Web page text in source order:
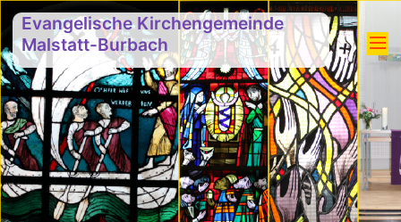
Evangelische Kirchengemeinde
Malstatt-Burbach